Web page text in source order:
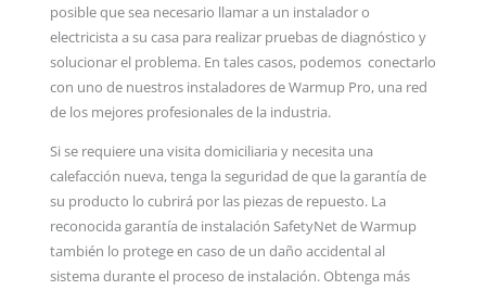
posible que sea necesario llamar a un instalador o
electricista a su casa para realizar pruebas de diagnóstico y
solucionar el problema. En tales casos, podemos conectarlo
con uno de nuestros instaladores de Warmup Pro, una red
de los mejores profesionales de la industria.
Si se requiere una visita domiciliaria y necesita una
calefacción nueva, tenga la seguridad de que la garantía de
su producto lo cubrirá por las piezas de repuesto. La
reconocida garantía de instalación SafetyNet de Warmup
también lo protege en caso de un daño accidental al
sistema durante el proceso de instalación. Obtenga más